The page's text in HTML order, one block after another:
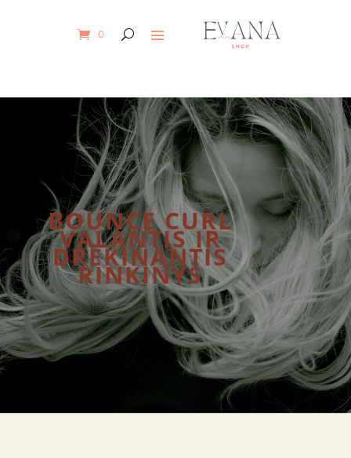
0
BOUNCE CURL
VALANTIS IR
DRĖKINANTIS
RINKINYS